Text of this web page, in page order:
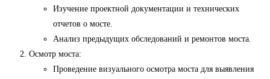
Изучение проектной документации и технических
отчетов о мосте.
Анализ предыдущих обследований и ремонтов моста.
Осмотр моста:
Проведение визуального осмотра моста для выявления